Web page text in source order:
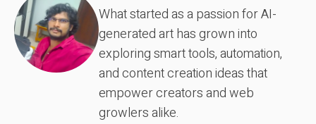
What started as a passion for AI-
generated art has grown into
exploring smart tools, automation,
and content creation ideas that
empower creators and web
growlers alike.